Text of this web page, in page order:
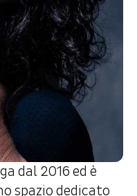
dal 2016 ed è
spazio dedicato